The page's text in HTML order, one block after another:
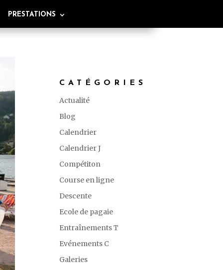
PRESTATIONS
CATÉGORIES
Actualité
Blog
Calendrier
Calendrier J
Compétiton
Course en ligne
Descente
Ecole de pagaie
Entraînements T
Evénements C
Galeries